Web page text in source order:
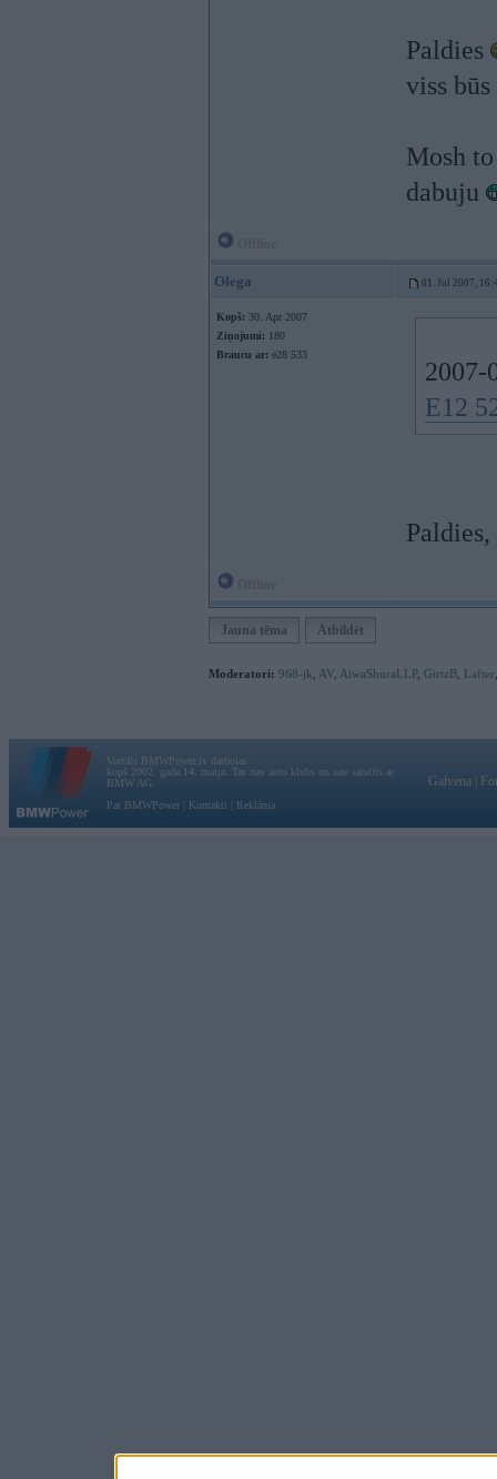
Paldies
viss
Mosh
dabuju
Olega 01. Jul 2007,
Kopš: 30. Apr 2007
Ziņojumi: 180
Braucu ar: e28 533
2007-
E12
Jauna tēma Atbildēt
Moderatori: 968-jk AV AiwaShuraLLP, GirtzB Lafter
Vortāls BMWPower.lv darbojas
kopš 2002. gada 14. maija. Tas nav auto klubs un nav saistīts ar
BMW AG.
Par BMWPower
Kontakti Reklāma
Galvena